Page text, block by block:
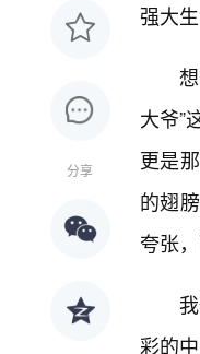
分享
强大
大爷”
更是
的翅
夸张
彩的